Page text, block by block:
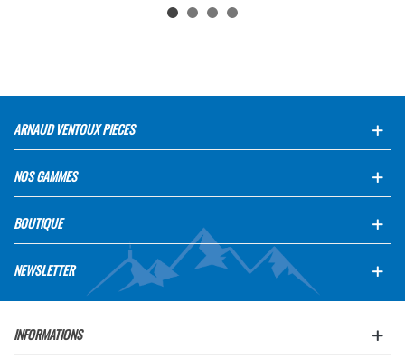
ARNAUD VENTOUX PIECES
NOS GAMMES
BOUTIQUE
NEWSLETTER
INFORMATIONS